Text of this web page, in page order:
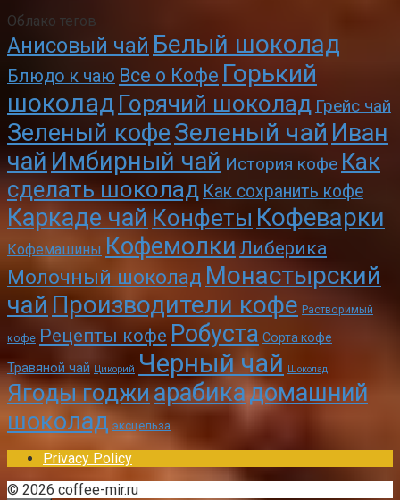
Облако тегов
Анисовый чай Белый шоколад
Блюдо к чаю Все о Кофе Горький
шоколад Горячий шоколад Грейс чай
Зеленый кофеЗеленый чай Иван
чай Имбирный чай История кофе Как
сделать шоколад Как сохранить кофе
Каркаде чай Конфеты Кофеварки
Кофемашины Кофемолки Либерика
Молочный шоколад Монастырский
чай Производители кофе Растворимый
кофе Рецепты кофе Робуста Сорта кофе
Травяной чай Цикорий Черный чай Шоколад
Ягоды годжиарабикадомашний
шоколад эксцельза
Privacy Policy
© 2026 coffee-mir.ru